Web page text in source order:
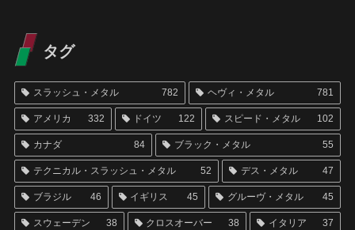
タグ
スラッシュ・メタル 782 ヘヴィ・メタル 781
アメリカ 332 ドイツ 122 スピード・メタル 102
カナダ 84 ブラック・メタル 55
テクニカル・スラッシュ・メタル 52 デス・メタル 47
ブラジル 46 イギリス 45 グルーヴ・メタル 45
スウェーデン 38 クロスオーバー 38 イタリア 37